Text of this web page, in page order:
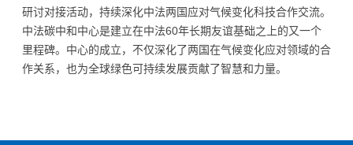
研讨对接活动，持续深化中法两国应对气候变化科技合作交流。
中法碳中和中心是建立在中法60年长期友谊基础之上的又一个
里程碑。中心的成立，不仅深化了两国在气候变化应对领域的合
作关系，也为全球绿色可持续发展贡献了智慧和力量。